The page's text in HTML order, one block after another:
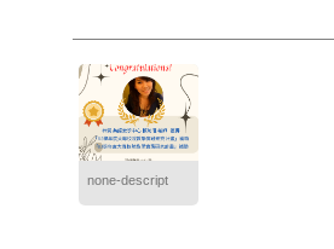
none-descript